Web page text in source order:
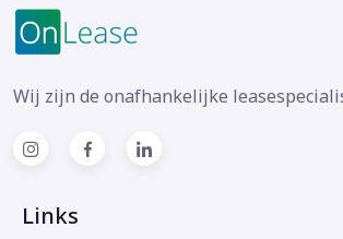
Wij zijn de onafhankelijke
Links